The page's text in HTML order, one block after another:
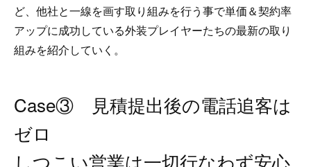
ど、他社と一線を画す取り組みを行う事で単価＆契約率
アップに成功している外装プレイヤーたちの最新の取り
組みを紹介していく。
Case③ 見積提出後の電話追客は
ゼロ
しつこい営業は一切行なわず安心